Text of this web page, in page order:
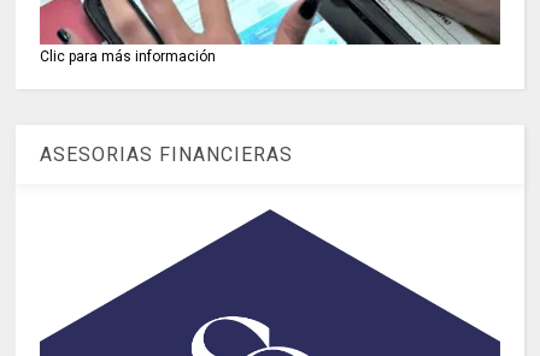
Clic para más información
ASESORIAS FINANCIERAS